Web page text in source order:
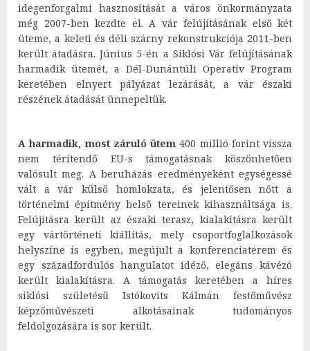
idegenforgalmi hasznosítását a város önkormányzata
még 2007-ben kezdte el. A vár felújításának első két
üteme, a keleti és déli szárny rekonstrukciója 2011-ben
került átadásra. Június 5-én a Siklósi Vár felújításának
harmadik ütemét, a Dél-Dunántúli Operatív Program
keretében elnyert pályázat lezárását, a vár északi
részének átadását ünnepeltük.
A harmadik, most záruló ütem 400 millió forint vissza
nem térítendő EU-s támogatásnak köszönhetően
valósult meg. A beruházás eredményeként egységessé
vált a vár külső homlokzata, és jelentősen nőtt a
történelmi építmény belső tereinek kihasználtsága is.
Felújításra került az északi terasz, kialakításra került
egy vártörténeti kiállítás, mely csoportfoglalkozások
helyszíne is egyben, megújult a konferenciaterem és
egy századfordulós hangulatot idéző, elegáns kávézó
került kialakításra. A támogatás keretében a híres
siklósi születésű Istókovits Kálmán festőművész
képzőművészeti alkotásainak tudományos
feldolgozására is sor került.